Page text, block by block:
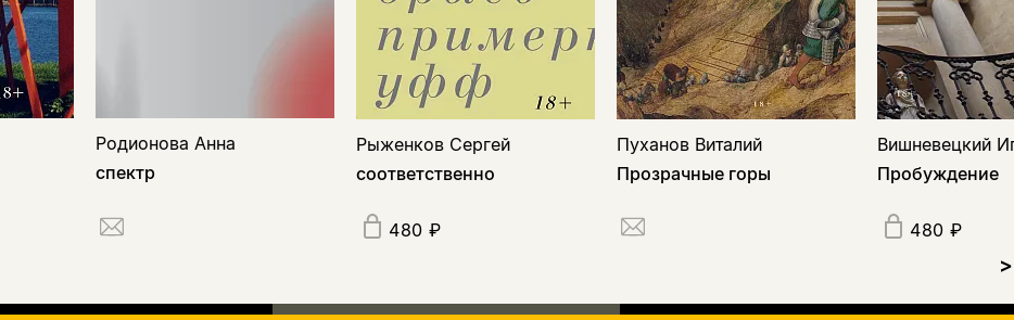
Родионова Анна
спектр
Рыженков Сергей
соответственно
480 ₽
Пуханов Виталий
Прозрачные горы
Вишневецкий
Пробуждение
480 ₽
>